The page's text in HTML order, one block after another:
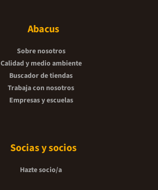
Abacus
Sobre nosotros
Calidad y medio ambiente
Buscador de tiendas
Trabaja con nosotros
Empresas y escuelas
Socias y socios
Hazte socio/a